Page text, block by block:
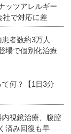
ッツアレルギー
社で対応に差
者数約3万人
場で個別化治療
て何？【1日3分
内視鏡治療、腹腔
済み回復も早